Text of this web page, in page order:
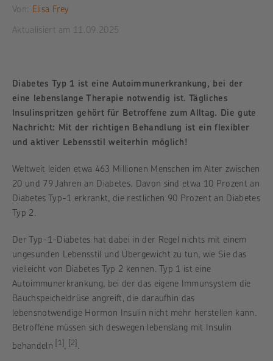
Von: Elisa Frey
Aktualisiert am 11.09.2025
Diabetes Typ 1 ist eine Autoimmunerkrankung, bei der
eine lebenslange Therapie notwendig ist. Tägliches
Insulinspritzen gehört für Betroffene zum Alltag. Die gute
Nachricht: Mit der richtigen Behandlung ist ein flexibler
und aktiver Lebensstil weiterhin möglich!
Weltweit leiden etwa 463 Millionen Menschen im Alter zwischen
20 und 79 Jahren an Diabetes. Davon sind etwa 10 Prozent an
Diabetes Typ-1 erkrankt, die restlichen 90 Prozent an Diabetes
Typ 2.
Der Typ-1-Diabetes hat dabei in der Regel nichts mit einem
ungesunden Lebensstil und Übergewicht zu tun, wie Sie das
vielleicht von Diabetes Typ 2 kennen. Typ 1 ist eine
Autoimmunerkrankung, bei der das eigene Immunsystem die
Bauchspeicheldrüse angreift, die daraufhin das
lebensnotwendige Hormon Insulin nicht mehr herstellen kann.
Betroffene müssen sich deswegen lebenslang mit Insulin
behandeln[1], [2].